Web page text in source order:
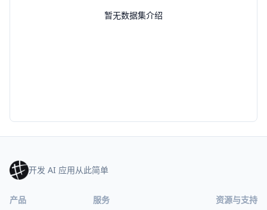
暂无数据集介绍
开发 AI 应用从此简单
产品 服务 资源与支持